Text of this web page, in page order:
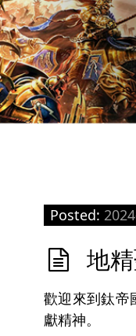
Posted:
地
歡迎來到鈦帝
獻精神。